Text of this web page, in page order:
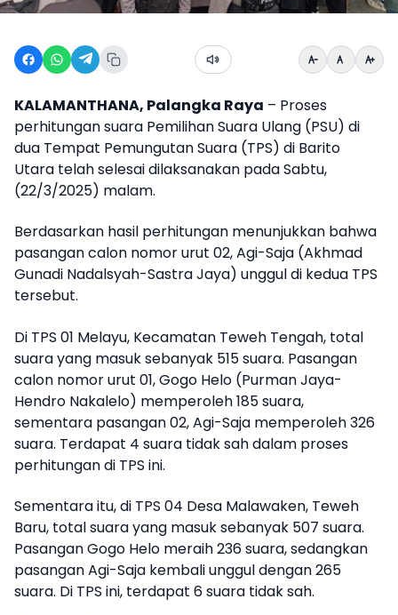
KALAMANTHANA, Palangka Raya – Proses
perhitungan suara Pemilihan Suara Ulang (PSU) di
dua Tempat Pemungutan Suara (TPS) di Barito
Utara telah selesai dilaksanakan pada Sabtu,
(22/3/2025) malam.
Berdasarkan hasil perhitungan menunjukkan bahwa
pasangan calon nomor urut 02, Agi-Saja (Akhmad
Gunadi Nadalsyah-Sastra Jaya) unggul di kedua TPS
tersebut.
Di TPS 01 Melayu, Kecamatan Teweh Tengah, total
suara yang masuk sebanyak 515 suara. Pasangan
calon nomor urut 01, Gogo Helo (Purman Jaya-
Hendro Nakalelo) memperoleh 185 suara,
sementara pasangan 02, Agi-Saja memperoleh 326
suara. Terdapat 4 suara tidak sah dalam proses
perhitungan di TPS ini.
Sementara itu, di TPS 04 Desa Malawaken, Teweh
Baru, total suara yang masuk sebanyak 507 suara.
Pasangan Gogo Helo meraih 236 suara, sedangkan
pasangan Agi-Saja kembali unggul dengan 265
suara. Di TPS ini, terdapat 6 suara tidak sah.